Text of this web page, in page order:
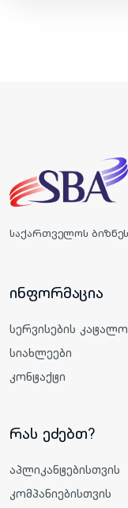
საქართველოს
ინფორმაცია
სერვისების
სიახლეები
კონტაქტი
რას ეძებთ?
აპლიკანტებისთვის
კომპანიებისთვის